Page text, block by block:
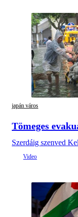
japán város
Tömeges
Szerdáig szenved